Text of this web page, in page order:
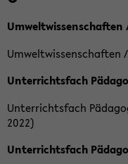
Umweltwissenschaften
Umweltwissenschaften
Unterrichtsfach
Unterrichtsfach
2022)
Unterrichtsfach